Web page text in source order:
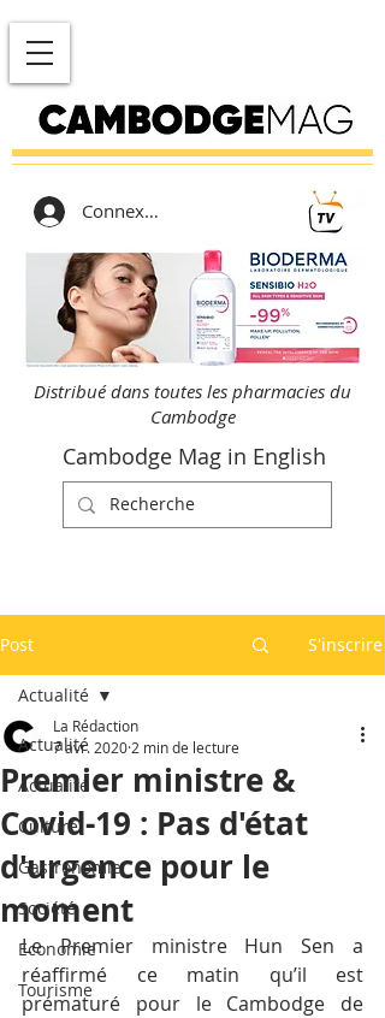
Connexion
Distribué dans toutes les pharmacies du
Cambodge
Cambodge Mag in English
Post S'inscrire
Actualité
Actualité
Culture
Gastronomie
Société
Economie
Tourisme
Actualité
Premier ministre &
Covid-19 : Pas d'état
d'urgence pour le
moment
La Rédaction
7 avr. 2020 2 min de lecture
Le Premier ministre Hun Sen a
réaffirmé ce matin qu’il est
prématuré pour le Cambodge de